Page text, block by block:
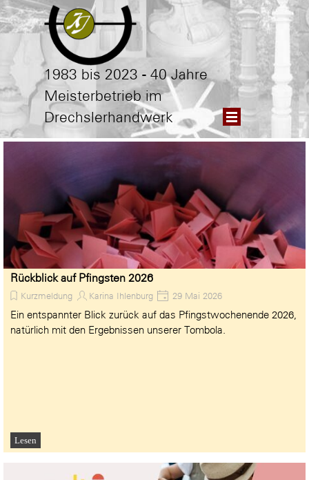
Direkt zum Seiteninhalt
Menü überspringen
1983 bis 2023 - 40 Jahre
Meisterbetrieb im
Drechslerhandwerk
Rückblick auf Pfingsten 2026
Kurzmeldung Karina Ihlenburg 29 Mai 2026
Ein entspannter Blick zurück auf das Pfingstwochenende 2026,
natürlich mit den Ergebnissen unserer Tombola.
Lesen